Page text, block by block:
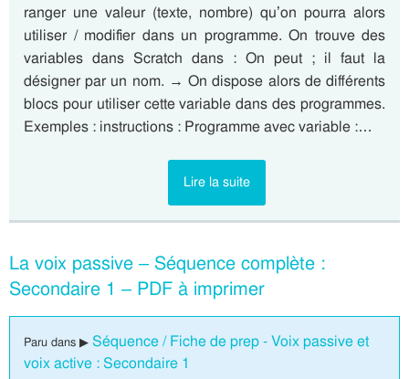
ranger une valeur (texte, nombre) qu’on pourra alors
utiliser / modifier dans un programme. On trouve des
variables dans Scratch dans : On peut ; il faut la
désigner par un nom. → On dispose alors de différents
blocs pour utiliser cette variable dans des programmes.
Exemples : instructions : Programme avec variable :…
Lire la suite
La voix passive – Séquence complète :
Secondaire 1 – PDF à imprimer
Paru dans ▶ Séquence / Fiche de prep - Voix passive et
voix active : Secondaire 1